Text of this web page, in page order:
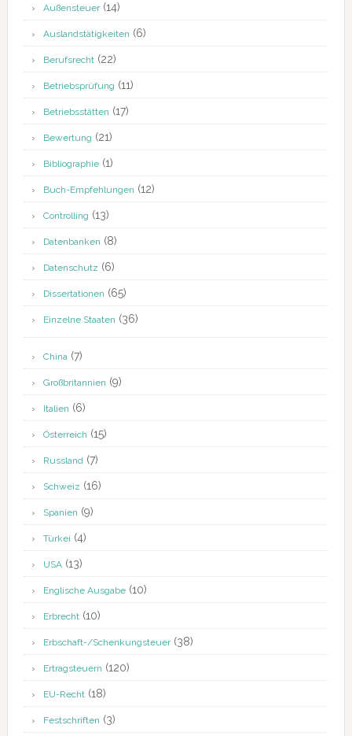
Außensteuer(14)
Auslandstätigkeiten (6)
Berufsrecht(22)
Betriebsprüfung (11)
Betriebsstätten (17)
Bewertung (21)
Bibliographie(1)
Buch-Empfehlungen (12)
Controlling (13)
Datenbanken (8)
Datenschutz (6)
Dissertationen (65)
Einzelne Staaten (36)
China(7)
Großbritannien (9)
Italien (6)
Österreich (15)
Russland(7)
Schweiz (16)
Spanien (9)
Türkei (4)
USA(13)
Englische Ausgabe(10)
Erbrecht(10)
Erbschaft-/Schenkungsteuer(38)
Ertragsteuern (120)
EU-Recht(18)
Festschriften (3)